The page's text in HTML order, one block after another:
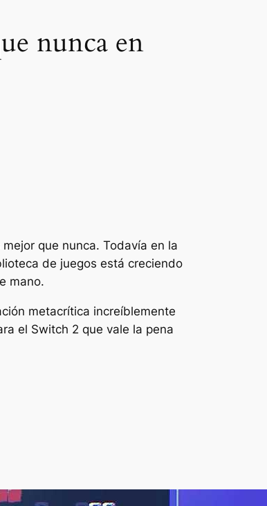
nunca en
mejor que nunca. Todavía en la
de juegos está creciendo
mano.
metacrítica increíblemente
el Switch 2 que vale la pena